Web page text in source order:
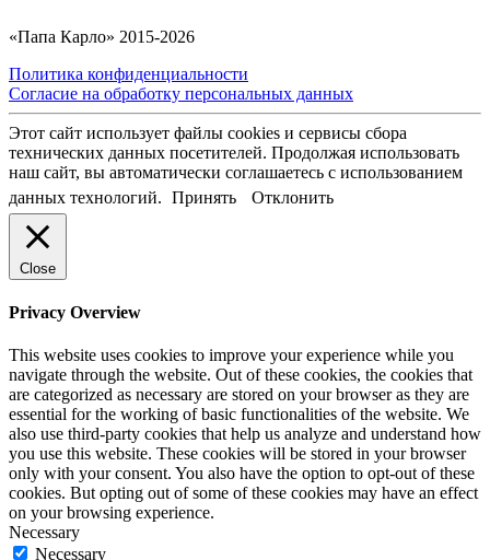
«Папа Карло» 2015-2026
Политика конфиденциальности
Согласие на обработку персональных данных
Этот сайт использует файлы cookies и сервисы сбора
технических данных посетителей. Продолжая использовать
наш сайт, вы автоматически соглашаетесь с использованием
данных технологий. Принять Отклонить
Close
Privacy Overview
This website uses cookies to improve your experience while you
navigate through the website. Out of these cookies, the cookies that
are categorized as necessary are stored on your browser as they are
essential for the working of basic functionalities of the website. We
also use third-party cookies that help us analyze and understand how
you use this website. These cookies will be stored in your browser
only with your consent. You also have the option to opt-out of these
cookies. But opting out of some of these cookies may have an effect
on your browsing experience.
Necessary
Necessary